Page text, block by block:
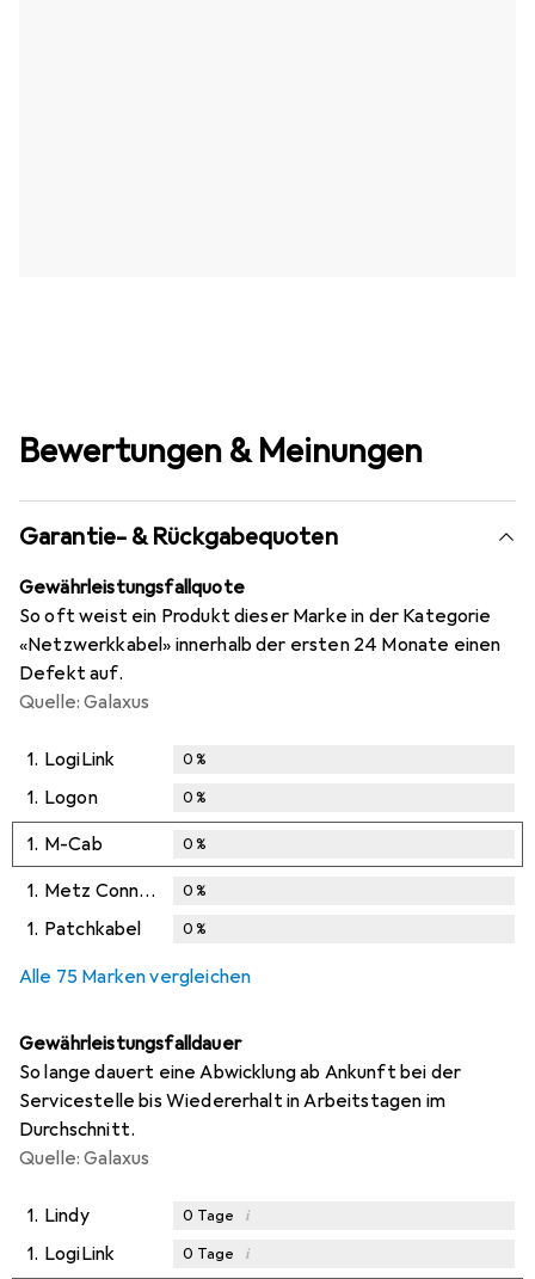
Bewertungen & Meinungen
Garantie- & Rückgabequoten
Gewährleistungsfallquote
So oft weist ein Produkt dieser Marke in der Kategorie
«Netzwerkkabel» innerhalb der ersten 24 Monate einen
Defekt auf.
Quelle: Galaxus
1. LogiLink 0%
1. Logon 0%
1. M-Cab 0%
1. Metz Connect 0%
1. Patchkabel 0%
Alle 75 Marken vergleichen
Gewährleistungsfalldauer
So lange dauert eine Abwicklung ab Ankunft bei der
Servicestelle bis Wiedererhalt in Arbeitstagen im
Durchschnitt.
Quelle: Galaxus
1. Lindy 0 Tage i
1. LogiLink 0 Tage i